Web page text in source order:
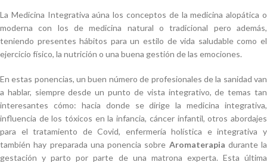
La Medicina Integrativa aúna los conceptos de la medicina alopática o
moderna con los de medicina natural o tradicional pero además,
teniendo presentes hábitos para un estilo de vida saludable como el
ejercicio físico, la nutrición o una buena gestión de las emociones.
En estas ponencias, un buen número de profesionales de la sanidad van
a hablar, siempre desde un punto de vista integrativo, de temas tan
interesantes cómo: hacia donde se dirige la medicina integrativa,
influencia de los tóxicos en la infancia, cáncer infantil, otros abordajes
para el tratamiento de Covid, enfermería holística e integrativa y
también hay preparada una ponencia sobre Aromaterapia durante la
gestación y parto por parte de una matrona experta. Esta última